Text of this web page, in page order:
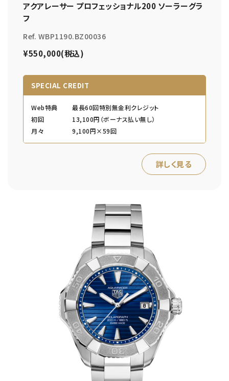
アクアレーサー プロフェッショナル200 ソーラーグラ
フ
Ref. WBP1190.BZ00036
¥550,000(税込)
SPECIAL CREDIT
Web特典
最長60回特別無金利クレジット
初回
13,100円（ボーナス払い無し）
月々
9,100円×59回
詳しく見る